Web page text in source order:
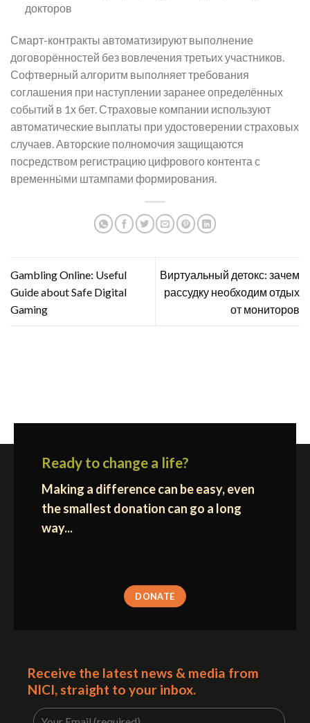
докторов
Смарт-контракты автоматизируют выполнение
договорённостей без вовлечения третьих участников.
Софтверный алгоритм выполняет требования
соглашения при наступлении заранее определённых
событий в 1х бет. Страховые компании используют
автоматические выплаты при удостоверении страховых
случаев. Авторские полномочия защищаются
посредством регистрацию цифрового контента с
временны́ми штампами формирования.
Gambling Online: Useful
Guide about Safe Digital
Gaming
Виртуальный детокс: зачем
рассудку необходим отдых
от мониторов
Ready to change a life?
Making a difference can be easy, even
the smallest donation can go a long
way...
DONATE
Receive the latest news & media from
NICI, straight to your inbox.